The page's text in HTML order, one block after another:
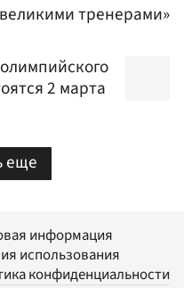
тренерами»
2 марта
еще
информация
использования
конфиденциальности